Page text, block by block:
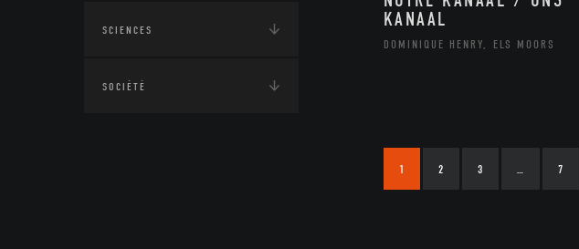
SCIENCES
SOCIÉTÉ
KANAAL
DOMINIQUE HENRY, ELS MOORS
1 2 3 7